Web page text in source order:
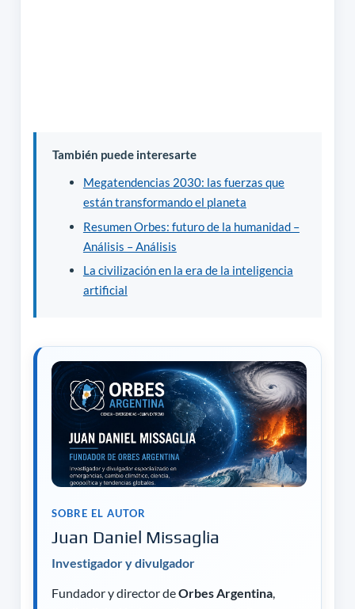
También puede interesarte
Megatendencias 2030: las fuerzas que
están transformando el planeta
Resumen Orbes: futuro de la humanidad –
Análisis – Análisis
La civilización en la era de la inteligencia
artificial
SOBRE EL AUTOR
Juan Daniel Missaglia
Investigador y divulgador
Fundador y director deOrbes Argentina,